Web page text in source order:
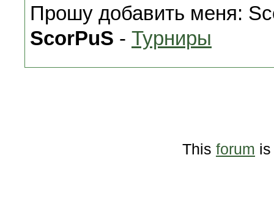
Прошу добавить меня:
ScorPuS - Турниры
This forum